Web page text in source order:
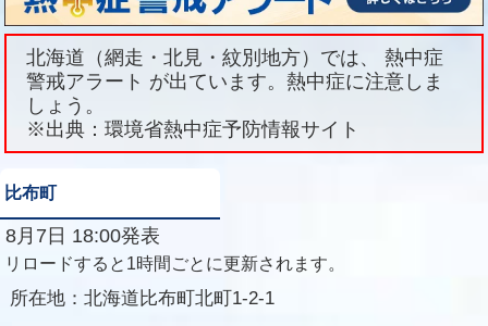
北海道（網走・北見・紋別地方）では、 熱中症
警戒アラート が出ています。熱中症に注意しま
しょう。
※出典：環境省熱中症予防情報サイト
比布町
8月7日 18:00発表
リロードすると1時間ごとに更新されます。
所在地： 北海道比布町北町1-2-1